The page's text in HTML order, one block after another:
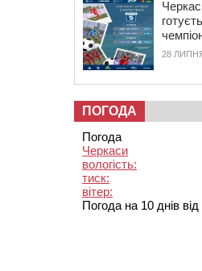
28
ПОГОДА
Погода
Черкаси
вологість:
тиск:
вітер:
Погода на 10 днів від